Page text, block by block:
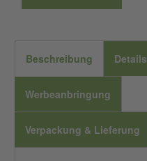
Beschreibung Details
Werbeanbringung
Verpackung & Lieferung